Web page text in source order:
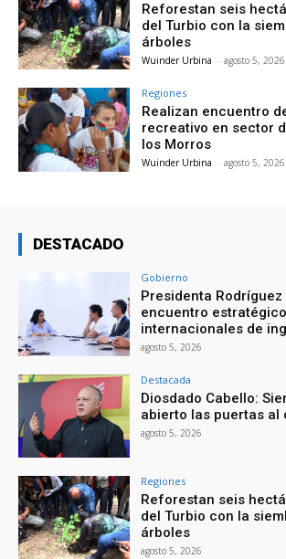
Reforestan seis
del Turbio con la
árboles
Wuinder Urbina - agosto 5, 2026
Regiones
Realizan encuentro
recreativo en sector
los Morros
Wuinder Urbina - agosto 5, 2026
DESTACADO
Gobierno
Presidenta Rodríguez
encuentro
internacionales de
agosto 5, 2026
Destacada
Diosdado Cabello:
abierto las puertas al
agosto 5, 2026
Regiones
Reforestan seis
del Turbio con la
árboles
agosto 5, 2026